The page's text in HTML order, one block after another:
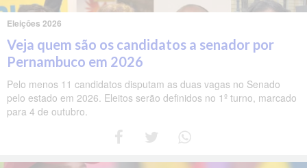
Eleições 2026
Veja quem são os candidatos a senador por
Pernambuco em 2026
Pelo menos 11 candidatos disputam as duas vagas no Senado
pelo estado em 2026. Eleitos serão definidos no 1º turno, marcado
para 4 de outubro.